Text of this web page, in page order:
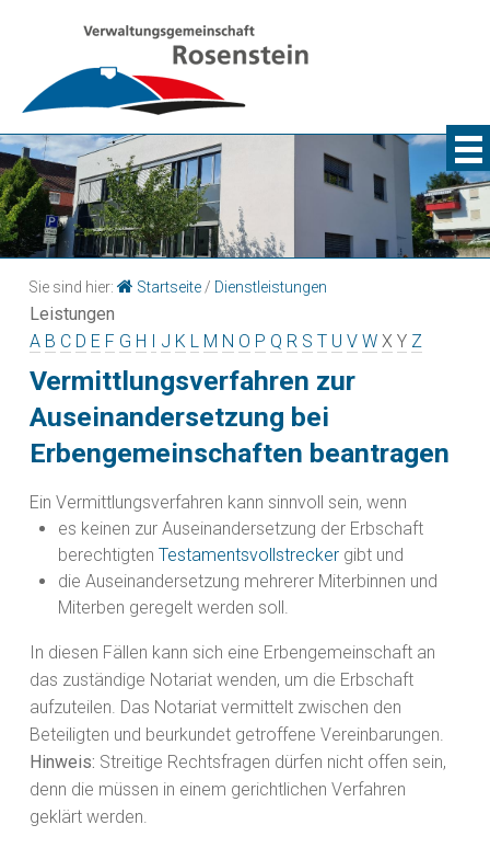
Sie sind hier: Startseite / Dienstleistungen
Leistungen
A B C D E F G H I J K L M N O P Q R S T U V W X Y Z
Vermittlungsverfahren zur
Auseinandersetzung bei
Erbengemeinschaften beantragen
Ein Vermittlungsverfahren kann sinnvoll sein, wenn
es keinen zur Auseinandersetzung der Erbschaft
berechtigten Testamentsvollstreckergibt und
die Auseinandersetzung mehrerer Miterbinnen und
Miterben geregelt werden soll.
In diesen Fällen kann sich eine Erbengemeinschaft an
das zuständige Notariat wenden, um die Erbschaft
aufzuteilen. Das Notariat vermittelt zwischen den
Beteiligten und beurkundet getroffene Vereinbarungen.
Hinweis: Streitige Rechtsfragen dürfen nicht offen sein,
denn die müssen in einem gerichtlichen Verfahren
geklärt werden.